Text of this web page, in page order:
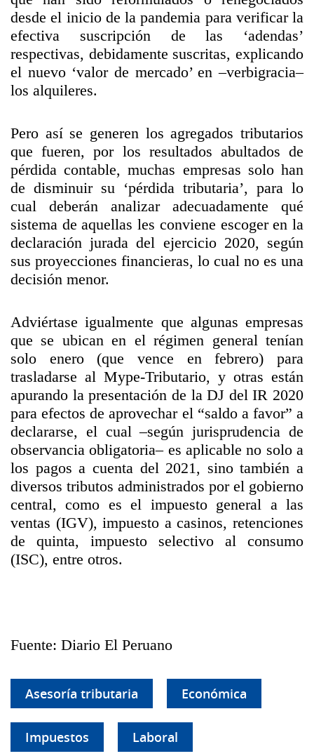
desde el inicio de la pandemia para verificar la
efectiva suscripción de las ‘adendas’
respectivas, debidamente suscritas, explicando
el nuevo ‘valor de mercado’ en –verbigracia–
los alquileres.
Pero así se generen los agregados tributarios
que fueren, por los resultados abultados de
pérdida contable, muchas empresas solo han
de disminuir su ‘pérdida tributaria’, para lo
cual deberán analizar adecuadamente qué
sistema de aquellas les conviene escoger en la
declaración jurada del ejercicio 2020, según
sus proyecciones financieras, lo cual no es una
decisión menor.
Adviértase igualmente que algunas empresas
que se ubican en el régimen general tenían
solo enero (que vence en febrero) para
trasladarse al Mype-Tributario, y otras están
apurando la presentación de la DJ del IR 2020
para efectos de aprovechar el “saldo a favor” a
declararse, el cual –según jurisprudencia de
observancia obligatoria– es aplicable no solo a
los pagos a cuenta del 2021, sino también a
diversos tributos administrados por el gobierno
central, como es el impuesto general a las
ventas (IGV), impuesto a casinos, retenciones
de quinta, impuesto selectivo al consumo
(ISC), entre otros.
Fuente: Diario El Peruano
Asesoría tributaria Económica
Impuestos Laboral